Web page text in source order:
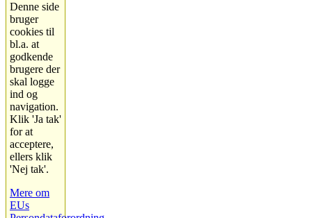
Denne side
bruger
cookies til
bl.a. at
godkende
brugere der
skal logge
ind og
navigation.
Klik 'Ja tak'
for at
acceptere,
ellers klik
'Nej tak'.
Mere om
EUs